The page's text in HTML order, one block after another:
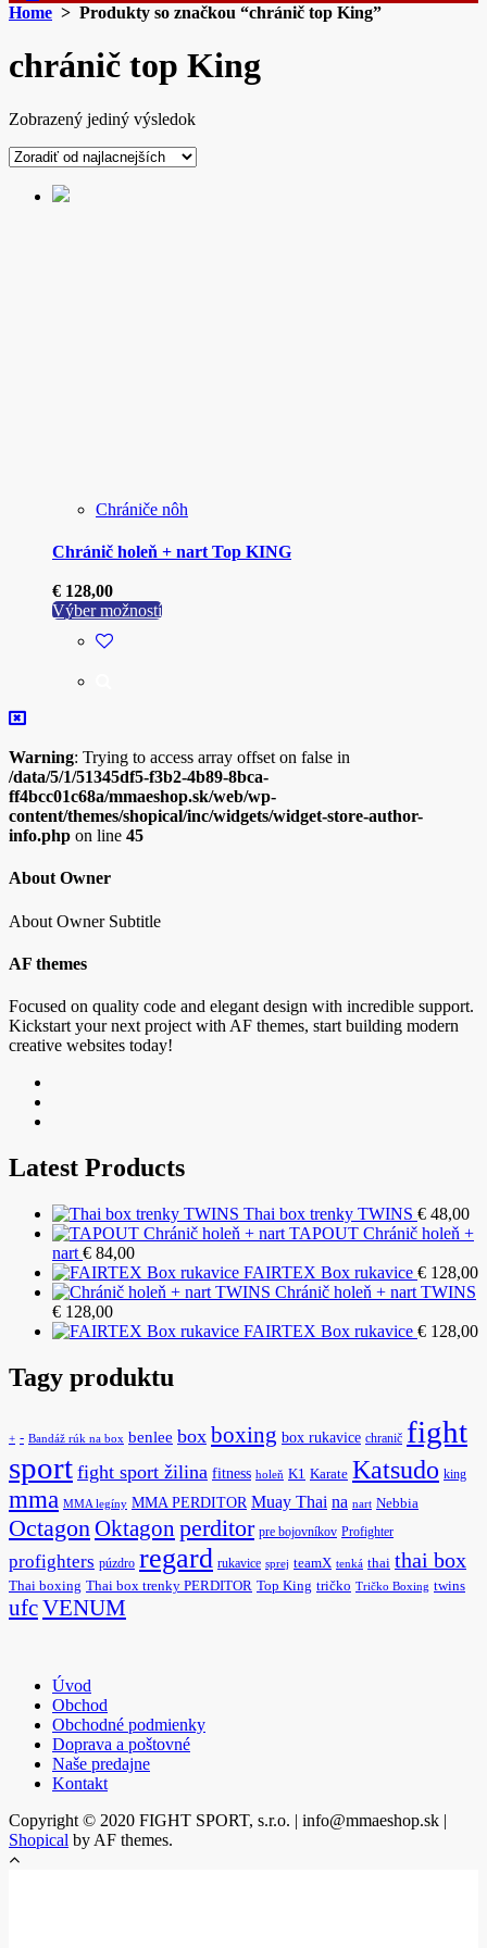
Home > Produkty so značkou “chránič top King”
chránič top King
Zobrazený jediný výsledok
Chrániče nôh
Chránič holeň + nart Top KING
€ 128,00
Výber možnostíTento
vybrať
na
stránke
produktu.
Warning: Trying to access array offset on false in
/data/5/1/51345df5-f3b2-4b89-8bca-
ff4bcc01c68a/mmaeshop.sk/web/wp-
content/themes/shopical/inc/widgets/widget-store-author-
info.php on line 45
About Owner
About Owner Subtitle
AF themes
Focused on quality code and elegant design with incredible support.
Kickstart your next project with AF themes, start building modern
creative websites today!
Latest Products
Thai box trenky TWINS € 48,00
TAPOUT Chránič holeň +
nart € 84,00
FAIRTEX Box rukavice € 128,00
Chránič holeň + nart TWINS
€ 128,00
FAIRTEX Box rukavice € 128,00
Tagy produktu
+ - Bandáž rúk na box benlee box boxing box rukavice chranič fight
sport fight sport žilina fitness holeň K1 Karate Katsudo king
mma MMA legíny MMA PERDITOR Muay Thai na nart Nebbia
Octagon Oktagon perditor pre bojovníkov Profighter
profighters púzdro regard rukavice sprej teamX tenká thai thai box
Thai boxing Thai box trenky PERDITOR Top King tričko Tričko Boxing twins
ufcVENUM
Úvod
Obchod
Obchodné podmienky
Doprava a poštovné
Naše predajne
Kontakt
Copyright © 2020 FIGHT SPORT, s.r.o. | info@mmaeshop.sk |
Shopical by AF themes.